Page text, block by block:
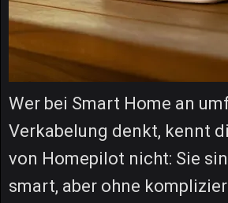
Wer bei Smart Home an
Verkabelung denkt, kennt
von Homepilot nicht: Sie
smart, aber ohne